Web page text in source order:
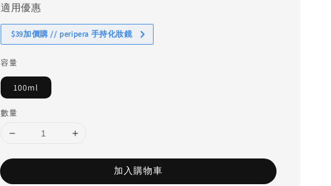
適用優惠
$39加價購 // peripera 手持化妝鏡
容量
100ml
數量
加入購物車